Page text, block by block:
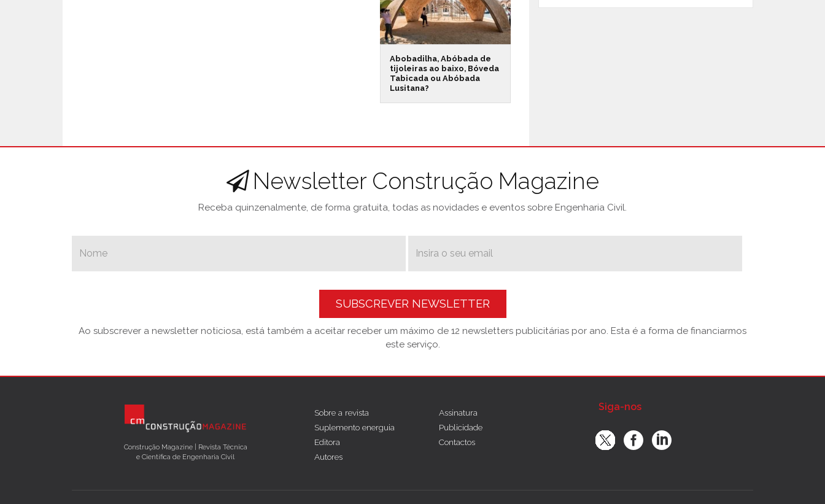
Abobadilha, Abóbada de
tijoleiras ao baixo, Bóveda
Tabicada ou Abóbada
Lusitana?
Newsletter Construção Magazine
Receba quinzenalmente, de forma gratuita, todas as novidades e eventos sobre Engenharia Civil.
SUBSCREVER NEWSLETTER
Ao subscrever a newsletter noticiosa, está também a aceitar receber um máximo de 12 newsletters publicitárias por ano. Esta é a forma de financiarmos
este serviço.
Construção Magazine | Revista Técnica
e Científica de Engenharia Civil
Sobre a revista
Suplemento energuia
Editora
Autores
Assinatura
Publicidade
Contactos
Siga-nos